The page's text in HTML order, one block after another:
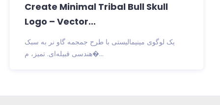
Create Minimal Tribal Bull Skull
Logo – Vector...
یک لوگوی مینیمالیستی با طرح جمجمه گاو نر به سبک
هندسی قبیله‌ای. تمیز، م�...